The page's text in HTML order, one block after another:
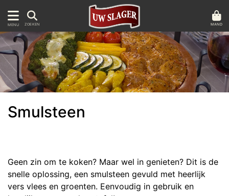
MENU ZOEKEN MAND
Smulsteen
Geen zin om te koken? Maar wel in genieten? Dit is de
snelle oplossing, een smulsteen gevuld met heerlijk
vers vlees en groenten. Eenvoudig in gebruik en